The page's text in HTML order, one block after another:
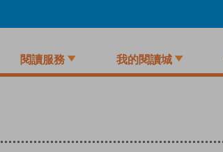
閱讀服務 我的閱讀城